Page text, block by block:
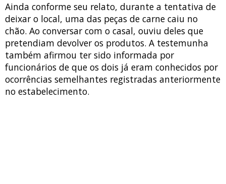
Ainda conforme seu relato, durante a tentativa de
deixar o local, uma das peças de carne caiu no
chão. Ao conversar com o casal, ouviu deles que
pretendiam devolver os produtos. A testemunha
também afirmou ter sido informada por
funcionários de que os dois já eram conhecidos por
ocorrências semelhantes registradas anteriormente
no estabelecimento.